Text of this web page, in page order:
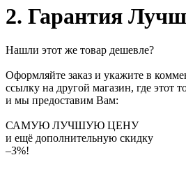
2. Гарантия
Нашли этот же товар дешевле?
Оформляйте заказ и укажите в
ссылку на другой магазин, где этот
и мы предоставим Вам:
САМУЮ ЛУЧШУЮ ЦЕНУ
и ещё дополнительную скидку
–3%!